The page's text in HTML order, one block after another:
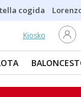
cogida
Kiosko